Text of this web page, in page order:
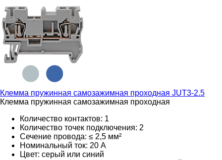
Клемма пружинная самозажимная проходная JUT3-2.5
Клемма пружинная самозажимная проходная
Количество контактов: 1
Количество точек подключения: 2
Сечение провода: ≤ 2,5 мм²
Номинальный ток: 20 А
Цвет: серый или синий